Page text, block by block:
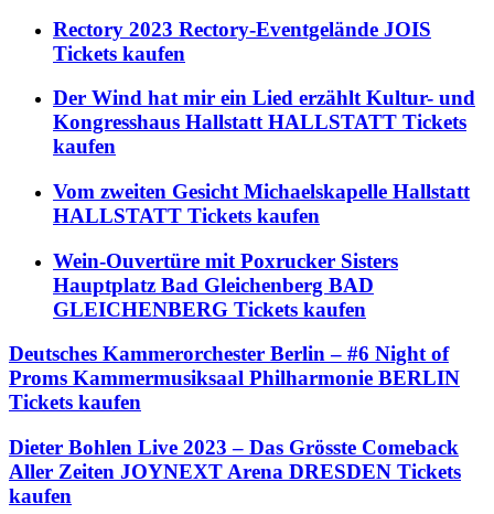
Rectory 2023 Rectory-Eventgelände JOIS
Tickets kaufen
Der Wind hat mir ein Lied erzählt Kultur- und
Kongresshaus Hallstatt HALLSTATT Tickets
kaufen
Vom zweiten Gesicht Michaelskapelle Hallstatt
HALLSTATT Tickets kaufen
Wein-Ouvertüre mit Poxrucker Sisters
Hauptplatz Bad Gleichenberg BAD
GLEICHENBERG Tickets kaufen
Deutsches Kammerorchester Berlin – #6 Night of
Proms Kammermusiksaal Philharmonie BERLIN
Tickets kaufen
Dieter Bohlen Live 2023 – Das Grösste Comeback
Aller Zeiten JOYNEXT Arena DRESDEN Tickets
kaufen